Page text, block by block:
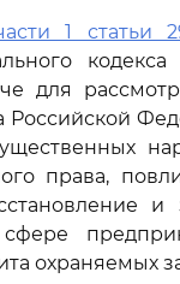
1 статьи
для
Российской
права,
охраняемых